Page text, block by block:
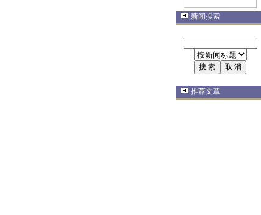
新闻搜索
推荐文章